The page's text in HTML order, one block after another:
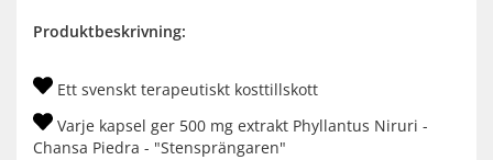
Produktbeskrivning:
Ett svenskt terapeutiskt kosttillskott
Varje kapsel ger 500 mg extrakt Phyllantus Niruri -
Chansa Piedra - "Stensprängaren"